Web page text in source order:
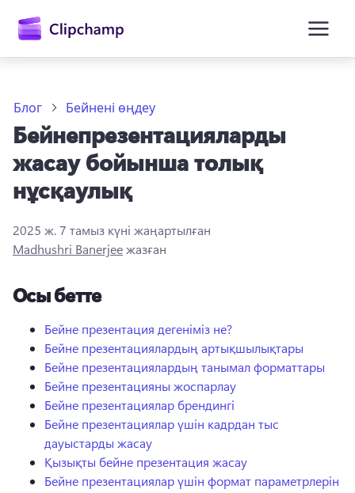
Жүйеге кіру
Блог Бейнені өңдеу
Бейнепрезентацияларды
жасау бойынша толық
нұсқаулық
2025 ж. 7 тамыз күні жаңартылған
Madhushri Banerjeeжазған
Осы бетте
Бейне презентация дегеніміз не?
Бейне презентациялардың артықшылықтары
Бейне презентациялардың танымал форматтары
Бейне презентацияны жоспарлау
Бейне презентациялар брендингі
Бейне презентациялар үшін кадрдан тыс
дауыстарды жасау
Қызықты бейне презентация жасау
Бейне презентациялар үшін формат параметрлерін